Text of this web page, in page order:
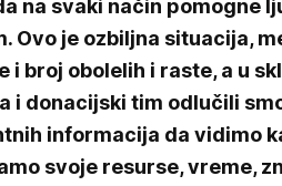
na svaki način pomogne
Ovo je ozbiljna situacija,
i broj obolelih i raste, a u
i donacijski tim odlučili
informacija da vidimo
svoje resurse, vreme,